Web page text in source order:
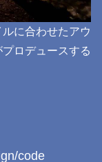
に合わせたアウ
ロデュースする
code